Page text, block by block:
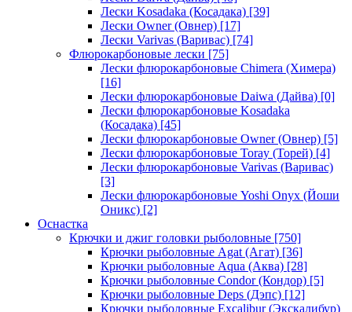
Лески Kosadaka (Косадака) [39]
Лески Owner (Овнер) [17]
Лески Varivas (Варивас) [74]
Флюрокарбоновые лески [75]
Лески флюрокарбоновые Chimera (Химера)
[16]
Лески флюрокарбоновые Daiwa (Дайва) [0]
Лески флюрокарбоновые Kosadaka
(Косадака) [45]
Лески флюрокарбоновые Owner (Овнер) [5]
Лески флюрокарбоновые Toray (Торей) [4]
Лески флюрокарбоновые Varivas (Варивас)
[3]
Лески флюрокарбоновые Yoshi Onyx (Йоши
Оникс) [2]
Оснастка
Крючки и джиг головки рыболовные [750]
Крючки рыболовные Agat (Агат) [36]
Крючки рыболовные Aqua (Аква) [28]
Крючки рыболовные Condor (Кондор) [5]
Крючки рыболовные Deps (Дэпс) [12]
Крючки рыболовные Excalibur (Экскалибур)